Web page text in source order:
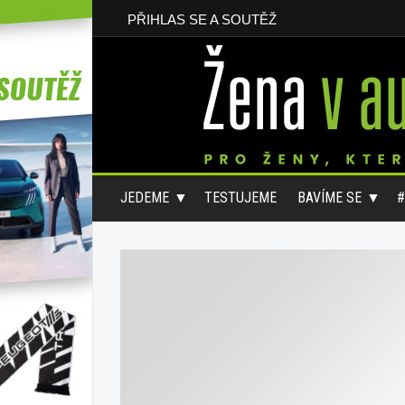
PŘIHLAS SE A SOUTĚŽ
JEDEME TESTUJEME BAVÍME SE